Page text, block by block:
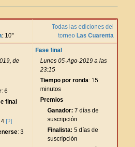
: 10"
Todas las ediciones del
torneo Las Cuarenta
de
: 6
final
4 [?]
: 3
Fase final
Lunes 05-Ago-2019 a las
23:15
Tiempo por ronda: 15
minutos
Premios
Ganador: 7 días de
suscripción
Finalista: 5 días de
suscripción